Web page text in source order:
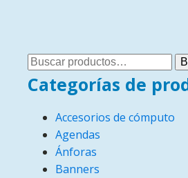
Buscar
por:
Categorías de
Accesorios de cómputo
Agendas
Ánforas
Banners